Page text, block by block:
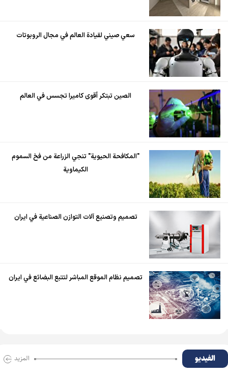
سعي صيني لقيادة العالم في مجال الروبوتات
الصين تبتكر أقوى كاميرا تجسس في العالم
"المكافحة الحيوية" تنجي الزراعة من فخ السموم
الكيماوية
تصميم وتصنيع آلات التوازن الصناعية في ايران
تصميم نظام الموقع المباشر لتتبع البضائع في ايران
الفیدیو المزید